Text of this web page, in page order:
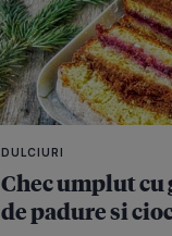
DULCIURI
Chec umplut cu
de padure si